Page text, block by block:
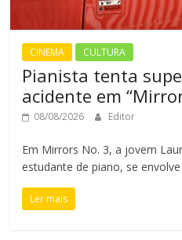
CINEMA CULTURA
Pianista tenta
acidente em
08/08/2026 Editor
Em Mirrors No. 3, a jovem
estudante de piano, se
Ler mais